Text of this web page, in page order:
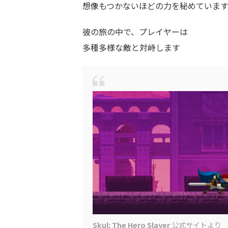
想像もつかないほどの力を秘めています
彼の旅の中で、プレイヤーは
多種多様な敵と対峙します
Skul: The Hero Slayer公式サイトより